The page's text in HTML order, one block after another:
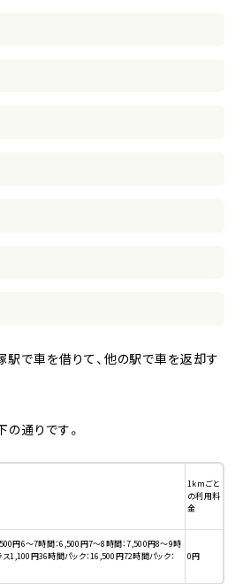
で車を借りて、他の駅で車を返却す
通りです。
1kmごと
の利用料
金
円6〜7時間：6,500円7〜8時間：7,500円8〜9時
1,100円36時間パック：16,500円72時間パック：
0円